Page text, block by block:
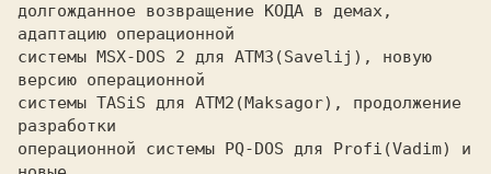
долгожданное возвращение КОДА в демах,
адаптацию операционной
системы MSX-DOS 2 для ATMЗ (Savelij), новую
системы TASiS для ATM2 (Maksagor), продолжение
операционной системы PQ-DOS для Profi (Vadim) и